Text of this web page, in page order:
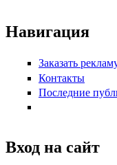
Навигация
Заказать
Контакты
Последние
Вход на сайт